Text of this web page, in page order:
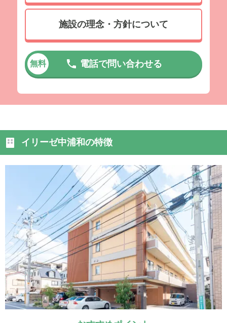
施設の理念・方針について
無料 電話で問い合わせる
イリーゼ中浦和の特徴